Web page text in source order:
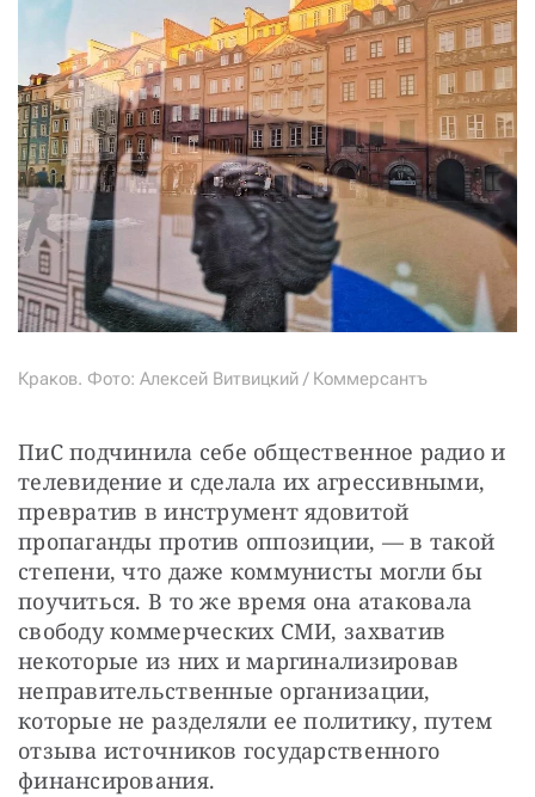
Краков. Фото: Алексей Витвицкий / Коммерсантъ
ПиС подчинила себе общественное радио и
телевидение и сделала их агрессивными,
превратив в инструмент ядовитой
пропаганды против оппозиции, — в такой
степени, что даже коммунисты могли бы
поучиться. В то же время она атаковала
свободу коммерческих СМИ, захватив
некоторые из них и маргинализировав
неправительственные организации,
которые не разделяли ее политику, путем
отзыва источников государственного
финансирования.